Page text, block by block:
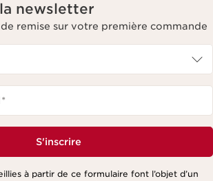
newsletter
remise sur votre première commande
*
S'inscrire
à partir de ce formulaire font l’objet d’un